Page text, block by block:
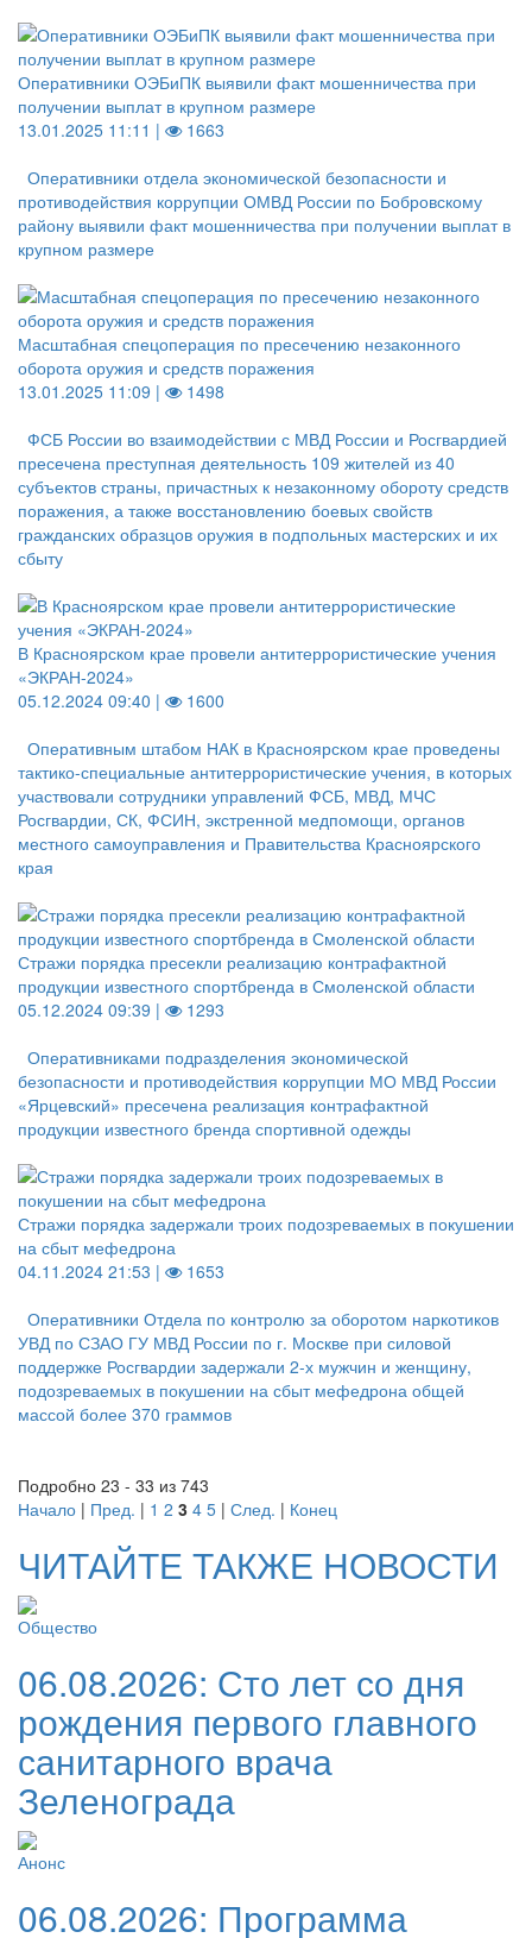
Оперативники ОЭБиПК выявили факт мошенничества при
получении выплат в крупном размере
13.01.2025 11:11 |
1663
Оперативники отдела экономической безопасности и
противодействия коррупции ОМВД России по Бобровскому
району выявили факт мошенничества при получении выплат в
крупном размере
Масштабная спецоперация по пресечению незаконного
оборота оружия и средств поражения
13.01.2025 11:09 |
1498
ФСБ России во взаимодействии с МВД России и Росгвардией
пресечена преступная деятельность 109 жителей из 40
субъектов страны, причастных к незаконному обороту средств
поражения, а также восстановлению боевых свойств
гражданских образцов оружия в подпольных мастерских и их
сбыту
В Красноярском крае провели антитеррористические учения
«ЭКРАН-2024»
05.12.2024 09:40 |
1600
Оперативным штабом НАК в Красноярском крае проведены
тактико-специальные антитеррористические учения, в которых
участвовали сотрудники управлений ФСБ, МВД, МЧС
Росгвардии, СК, ФСИН, экстренной медпомощи, органов
местного самоуправления и Правительства Красноярского
края
Стражи порядка пресекли реализацию контрафактной
продукции известного спортбренда в Смоленской области
05.12.2024 09:39 |
1293
Оперативниками подразделения экономической
безопасности и противодействия коррупции МО МВД России
«Ярцевский» пресечена реализация контрафактной
продукции известного бренда спортивной одежды
Стражи порядка задержали троих подозреваемых в покушении
на сбыт мефедрона
04.11.2024 21:53 |
1653
Оперативники Отдела по контролю за оборотом наркотиков
УВД по СЗАО ГУ МВД России по г. Москве при силовой
поддержке Росгвардии задержали 2-х мужчин и женщину,
подозреваемых в покушении на сбыт мефедрона общей
массой более 370 граммов
Подробно 23 - 33 из 743
Начало | Пред. | 1 2 3 4 5 | След. | Конец
ЧИТАЙТЕ ТАКЖЕ НОВОСТИ
Общество
06.08.2026: Сто лет со дня
рождения первого главного
санитарного врача
Зеленограда
Анонс
06.08.2026: Программа